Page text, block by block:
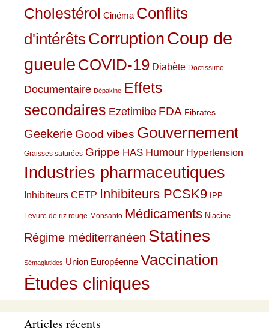
Cholestérol Cinéma Conflits
d'intérêts CorruptionCoup de
gueule COVID-19 Diabète Doctissimo
Documentaire Dépakine Effets
secondaires Ezetimibe FDA Fibrates
Geekerie Good vibes Gouvernement
Graisses saturées Grippe HAS Humour Hypertension
Industries pharmaceutiques
Inhibiteurs CETP Inhibiteurs PCSK9 IPP
Levure de riz rouge Monsanto Médicaments Niacine
Régime méditerranéen Statines
Sémaglutides Union Européenne Vaccination
Études cliniques
Articles récents